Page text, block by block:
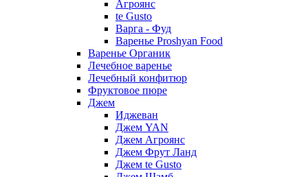
Агроянс
te Gusto
Варга - Фуд
Варенье Proshyan Food
Варенье Органик
Лечебное варенье
Лечебный конфитюр
Фруктовое пюре
Джем
Иджеван
Джем YAN
Джем Агроянс
Джем Фрут Ланд
Джем te Gusto